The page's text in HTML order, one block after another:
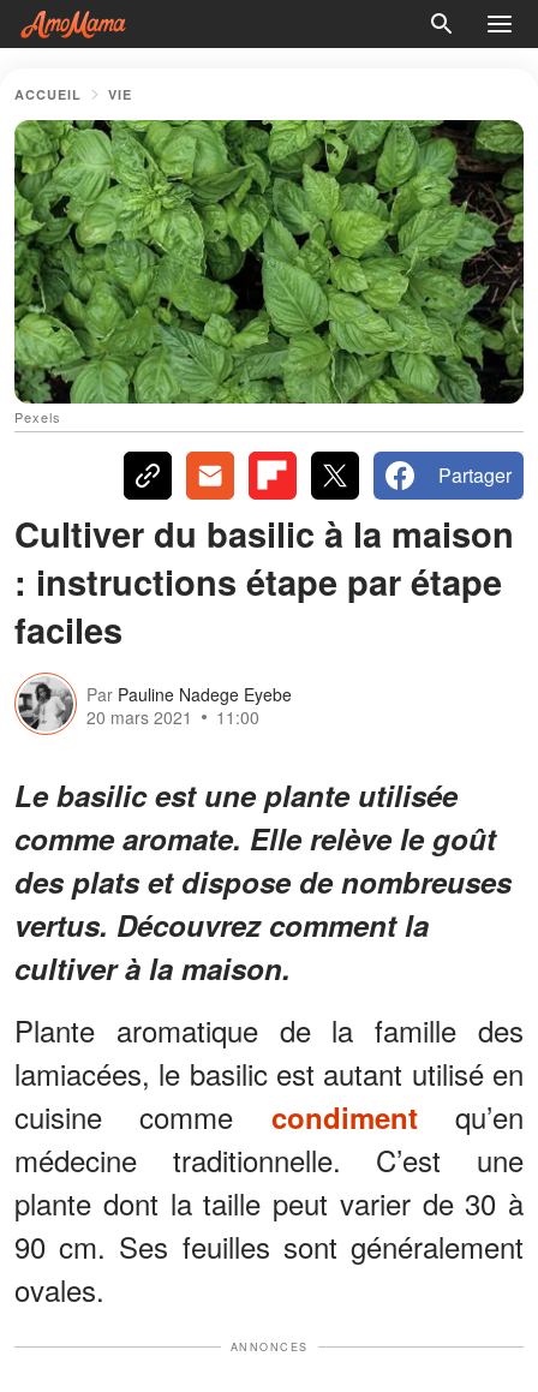
ACCUEIL VIE
Pexels
Partager
Cultiver du basilic à la maison
: instructions étape par étape
faciles
Par Pauline Nadege Eyebe
20 mars 2021
11:00
Le basilic est une plante utilisée
comme aromate. Elle relève le goût
des plats et dispose de nombreuses
vertus. Découvrez comment la
cultiver à la maison.
Plante aromatique de la famille des
lamiacées, le basilic est autant utilisé en
cuisine comme condimentqu’en
médecine traditionnelle. C’est une
plante dont la taille peut varier de 30 à
90 cm. Ses feuilles sont généralement
ovales.
ANNONCES